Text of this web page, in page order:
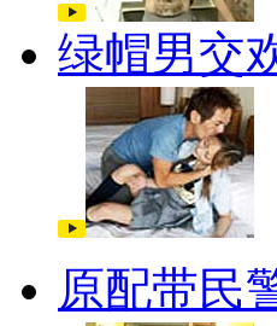
绿帽男交
原配带民